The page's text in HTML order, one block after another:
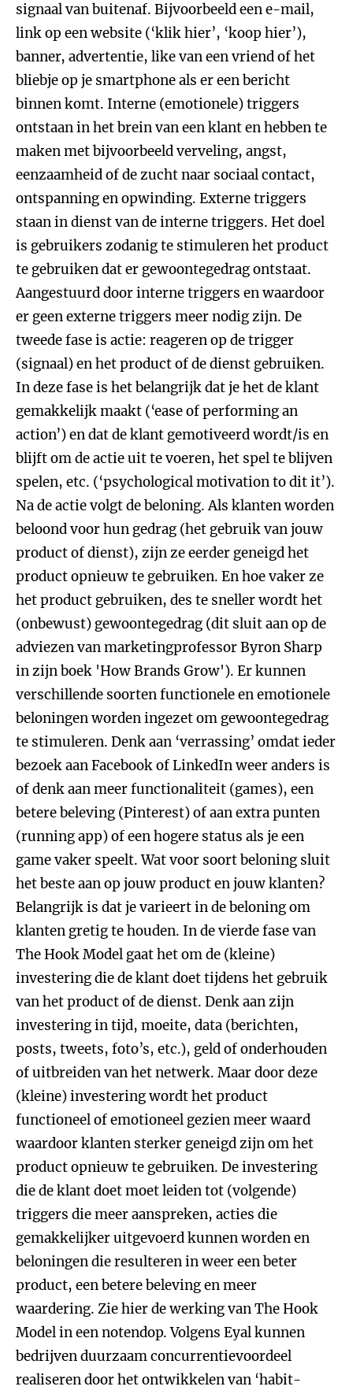
signaal van buitenaf. Bijvoorbeeld een e-mail,
link op een website (‘klik hier’, ‘koop hier’),
banner, advertentie, like van een vriend of het
bliebje op je smartphone als er een bericht
binnen komt. Interne (emotionele) triggers
ontstaan in het brein van een klant en hebben te
maken met bijvoorbeeld verveling, angst,
eenzaamheid of de zucht naar sociaal contact,
ontspanning en opwinding. Externe triggers
staan in dienst van de interne triggers. Het doel
is gebruikers zodanig te stimuleren het product
te gebruiken dat er gewoontegedrag ontstaat.
Aangestuurd door interne triggers en waardoor
er geen externe triggers meer nodig zijn. De
tweede fase is actie: reageren op de trigger
(signaal) en het product of de dienst gebruiken.
In deze fase is het belangrijk dat je het de klant
gemakkelijk maakt (‘ease of performing an
action’) en dat de klant gemotiveerd wordt/is en
blijft om de actie uit te voeren, het spel te blijven
spelen, etc. (‘psychological motivation to dit it’).
Na de actie volgt de beloning. Als klanten worden
beloond voor hun gedrag (het gebruik van jouw
product of dienst), zijn ze eerder geneigd het
product opnieuw te gebruiken. En hoe vaker ze
het product gebruiken, des te sneller wordt het
(onbewust) gewoontegedrag (dit sluit aan op de
adviezen van marketingprofessor Byron Sharp
in zijn boek 'How Brands Grow'). Er kunnen
verschillende soorten functionele en emotionele
beloningen worden ingezet om gewoontegedrag
te stimuleren. Denk aan ‘verrassing’ omdat ieder
bezoek aan Facebook of LinkedIn weer anders is
of denk aan meer functionaliteit (games), een
betere beleving (Pinterest) of aan extra punten
(running app) of een hogere status als je een
game vaker speelt. Wat voor soort beloning sluit
het beste aan op jouw product en jouw klanten?
Belangrijk is dat je varieert in de beloning om
klanten gretig te houden. In de vierde fase van
The Hook Model gaat het om de (kleine)
investering die de klant doet tijdens het gebruik
van het product of de dienst. Denk aan zijn
investering in tijd, moeite, data (berichten,
posts, tweets, foto’s, etc.), geld of onderhouden
of uitbreiden van het netwerk. Maar door deze
(kleine) investering wordt het product
functioneel of emotioneel gezien meer waard
waardoor klanten sterker geneigd zijn om het
product opnieuw te gebruiken. De investering
die de klant doet moet leiden tot (volgende)
triggers die meer aanspreken, acties die
gemakkelijker uitgevoerd kunnen worden en
beloningen die resulteren in weer een beter
product, een betere beleving en meer
waardering. Zie hier de werking van The Hook
Model in een notendop. Volgens Eyal kunnen
bedrijven duurzaam concurrentievoordeel
realiseren door het ontwikkelen van ‘habit-